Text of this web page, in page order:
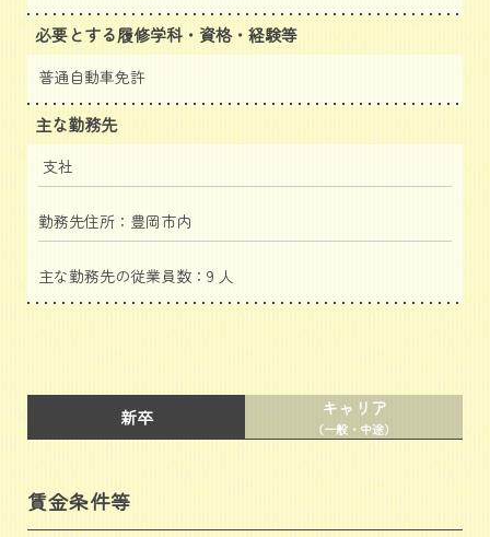
必要とする履修学科・資格・経験等
普通自動車免許
主な勤務先
支社
勤務先住所：豊岡市内
主な勤務先の従業員数：9 人
新卒 キャリア
（一般・中途）
賃金条件等